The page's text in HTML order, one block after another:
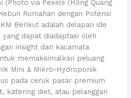
(Photo via Pexels (Hồng Quang
Rumahan dengan Potensi
Berikut adalah delapan ide
yang dapat diadaptasi oleh
insight dari kacamata
memaksimalkan peluang
Mini & Mikro-Hydroponik
pada ceruk pasar premium
katering diet, atau pelanggan